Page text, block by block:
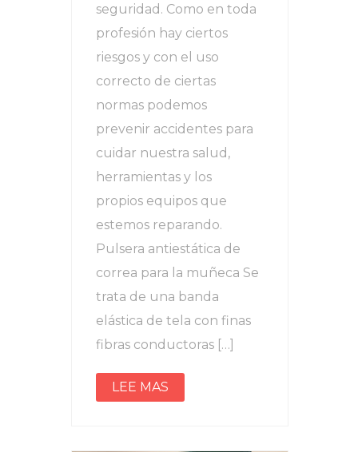
seguridad. Como en toda
profesión hay ciertos
riesgos y con el uso
correcto de ciertas
normas podemos
prevenir accidentes para
cuidar nuestra salud,
herramientas y los
propios equipos que
estemos reparando.
Pulsera antiestática de
correa para la muñeca Se
trata de una banda
elástica de tela con finas
fibras conductoras […]
LEE MAS